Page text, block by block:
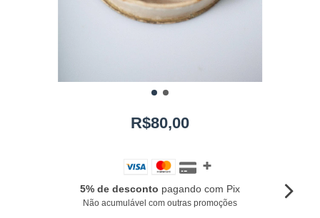
R$80,00
5% de desconto pagando com Pix
Não acumulável com outras promoções